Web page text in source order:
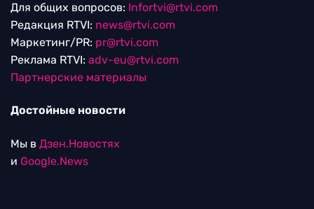
Для общих вопросов: Infortvi@rtvi.com
Редакция RTVI: news@rtvi.com
Маркетинг/PR: pr@rtvi.com
Реклама RTVI: adv-eu@rtvi.com
Партнерские материалы
Достойные новости
Мы в Дзен.Новостях
и Google.News